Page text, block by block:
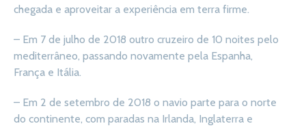
chegada e aproveitar a experiência em terra firme.
– Em 7 de julho de 2018 outro cruzeiro de 10 noites pelo
mediterrâneo, passando novamente pela Espanha,
França e Itália.
– Em 2 de setembro de 2018 o navio parte para o norte
do continente, com paradas na Irlanda, Inglaterra e